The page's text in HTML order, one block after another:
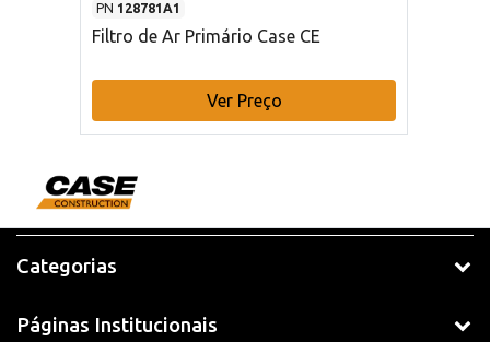
PN 128781A1
Filtro de Ar Primário Case CE
Ver Preço
Categorias
Páginas Institucionais